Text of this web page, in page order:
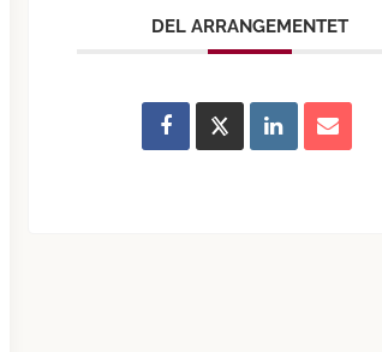
DEL ARRANGEMENTET